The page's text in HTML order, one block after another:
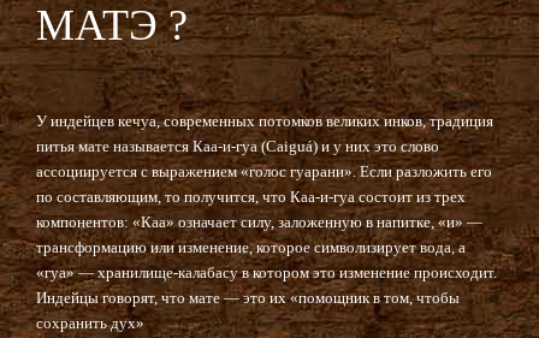
МАТЭ ?
У индейцев кечуа, современных потомков великих инков, традиция
питья мате называется Каа-и-гуа (Caiguá) и у них это слово
ассоциируется с выражением «голос гуарани». Если разложить его
по составляющим, то получится, что Каа-и-гуа состоит из трех
компонентов: «Каа» означает силу, заложенную в напитке, «и» —
трансформацию или изменение, которое символизирует вода, а
«гуа» — хранилище-калабасу в котором это изменение происходит.
Индейцы говорят, что мате — это их «помощник в том, чтобы
сохранить дух»